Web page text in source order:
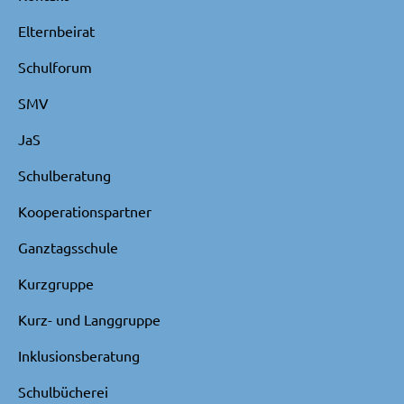
Elternbeirat
Schulforum
SMV
JaS
Schulberatung
Kooperationspartner
Ganztagsschule
Kurzgruppe
Kurz- und Langgruppe
Inklusionsberatung
Schulbücherei